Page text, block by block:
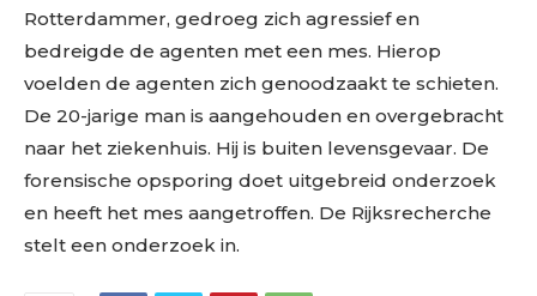
Rotterdammer, gedroeg zich agressief en
bedreigde de agenten met een mes. Hierop
voelden de agenten zich genoodzaakt te schieten.
De 20-jarige man is aangehouden en overgebracht
naar het ziekenhuis. Hij is buiten levensgevaar. De
forensische opsporing doet uitgebreid onderzoek
en heeft het mes aangetroffen. De Rijksrecherche
stelt een onderzoek in.